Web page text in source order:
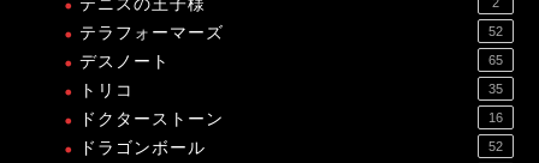
テニスの王子様
テラフォーマーズ 52
デスノート 65
トリコ 35
ドクターストーン 16
ドラゴンボール 52